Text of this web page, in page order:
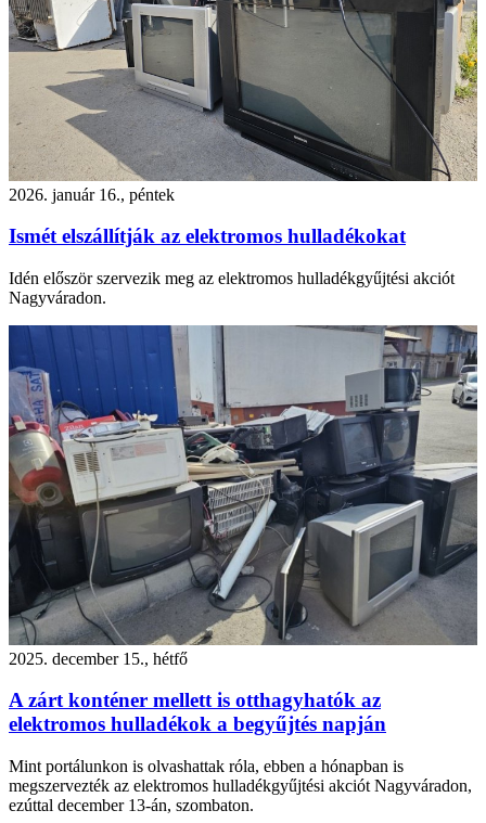
2026. január 16., péntek
Ismét elszállítják az elektromos hulladékokat
Idén először szervezik meg az elektromos hulladékgyűjtési akciót
Nagyváradon.
2025. december 15., hétfő
A zárt konténer mellett is otthagyhatók az
elektromos hulladékok a begyűjtés napján
Mint portálunkon is olvashattak róla, ebben a hónapban is
megszervezték az elektromos hulladékgyűjtési akciót Nagyváradon,
ezúttal december 13-án, szombaton.